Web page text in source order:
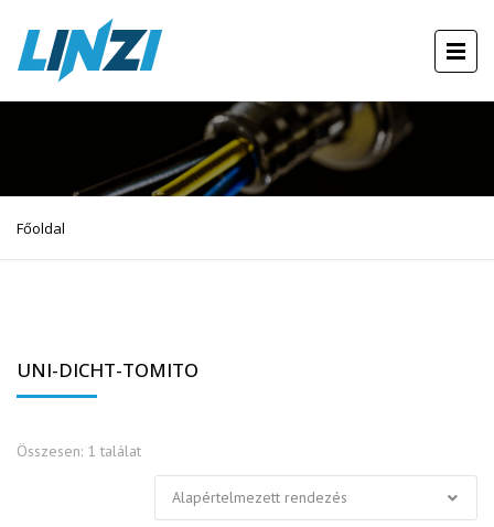
Főoldal
UNI-DICHT-TOMITO
Összesen: 1 találat